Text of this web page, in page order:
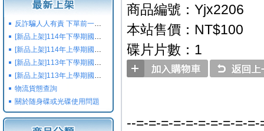
反詐騙人人有責 下單前一定要注意
[新品上架]114年下學期國小國中高中命題光碟,校用卷,習作
[新品上架]114年上學期國小國中高中命題光碟,校用卷,習作
[新品上架]113年下學期國小國中高中命題光碟,校用卷,習作
[新品上架]113年上學期國小國中高中命題光碟,校用卷,習作
物流貨態查詢
關於随身碟或光碟使用問題
商品編號：Yjx2206
本站售價：NT$100
碟片片數：1
--=-=-=-=-=-=-=-=-=-